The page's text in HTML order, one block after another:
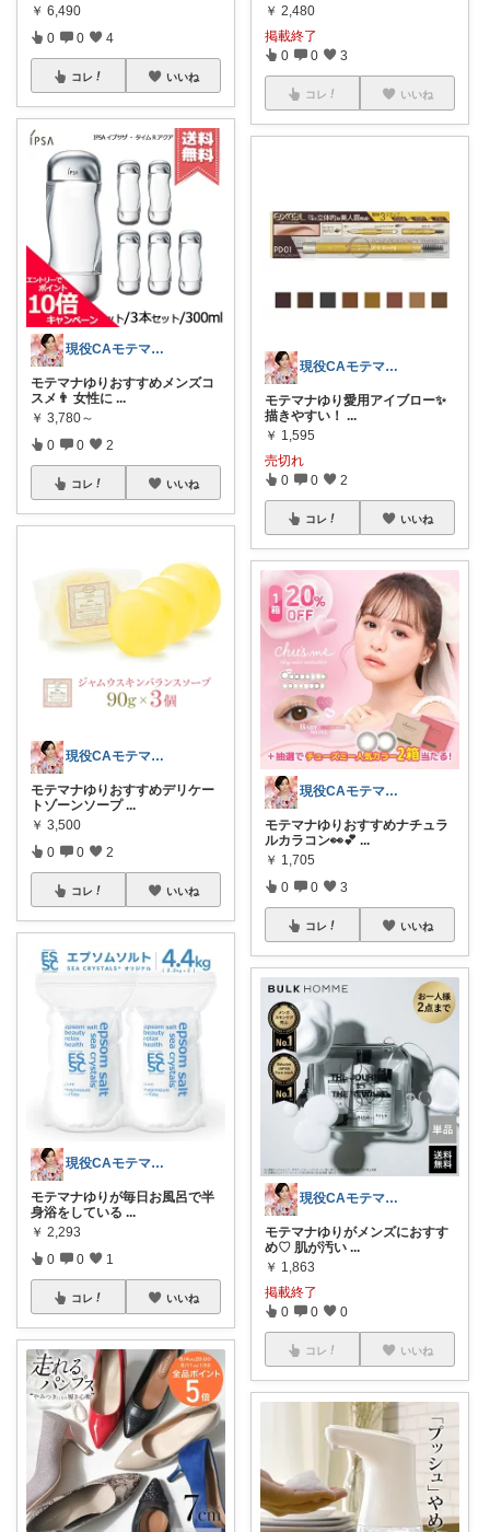
￥ 6,490
0 0 4
コレ いいね
現役CAモテマナゆり
モテマナゆりおすすめメンズコ
スメ👨 女性に ...
￥ 3,780～
0 0 2
コレ いいね
現役CAモテマナゆり
モテマナゆりおすすめデリケー
トゾーンソープ ...
￥ 3,500
0 0 2
コレ いいね
現役CAモテマナゆり
モテマナゆりが毎日お風呂で半
身浴をしている ...
￥ 2,293
0 0 1
コレ いいね
￥ 2,480
掲載終了
0 0 3
コレ いいね
現役CAモテマナゆり
モテマナゆり愛用アイブロー✨
描きやすい！ ...
￥ 1,595
売切れ
0 0 2
コレ いいね
現役CAモテマナゆり
モテマナゆりおすすめナチュラ
ルカラコン👀💕 ...
￥ 1,705
0 0 3
コレ いいね
現役CAモテマナゆり
モテマナゆりがメンズにおすす
め♡ 肌が汚い ...
￥ 1,863
掲載終了
0 0 0
コレ いいね